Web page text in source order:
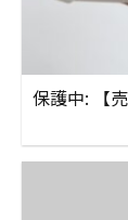
保護中: 【